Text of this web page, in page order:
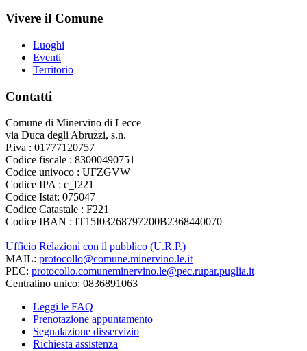
Vivere il Comune
Luoghi
Eventi
Territorio
Contatti
Comune di Minervino di Lecce
via Duca degli Abruzzi, s.n.
P.iva : 01777120757
Codice fiscale : 83000490751
Codice univoco : UFZGVW
Codice IPA : c_f221
Codice Istat: 075047
Codice Catastale : F221
Codice IBAN : IT15I03268797200B2368440070
Ufficio Relazioni con il pubblico (U.R.P.)
MAIL: protocollo@comune.minervino.le.it
PEC: protocollo.comuneminervino.le@pec.rupar.puglia.it
Centralino unico: 0836891063
Leggi le FAQ
Prenotazione appuntamento
Segnalazione disservizio
Richiesta assistenza